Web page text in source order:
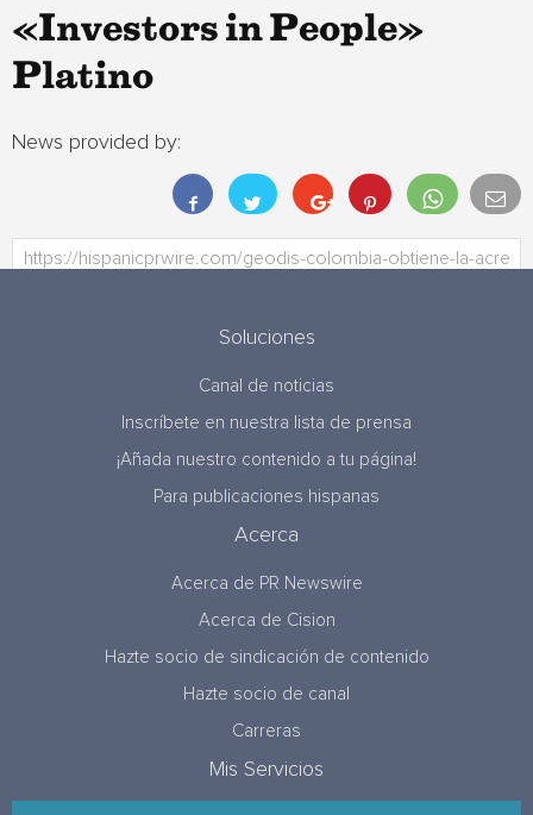
«Investors in People»
Platino
News provided by:
Soluciones
Canal de noticias
Inscríbete en nuestra lista de prensa
¡Añada nuestro contenido a tu página!
Para publicaciones hispanas
Acerca
Acerca de PR Newswire
Acerca de Cision
Hazte socio de sindicación de contenido
Hazte socio de canal
Carreras
Mis Servicios